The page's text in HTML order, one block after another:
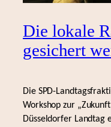
Die lokale
gesichert
Die SPD-
Workshop zur
Düsseldorfer Landtag